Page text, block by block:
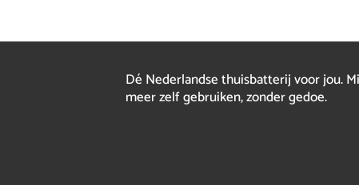
Dé Nederlandse thuisbatterij voor jou.
meer zelf gebruiken, zonder gedoe.